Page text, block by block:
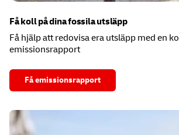
Få koll på dina fossila utsläpp
Få hjälp att redovisa era utsläpp med en
emissionsrapport
Få emissionsrapport